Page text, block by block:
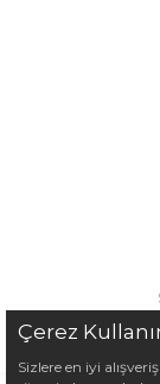
Çerez
Sizlere en iyi